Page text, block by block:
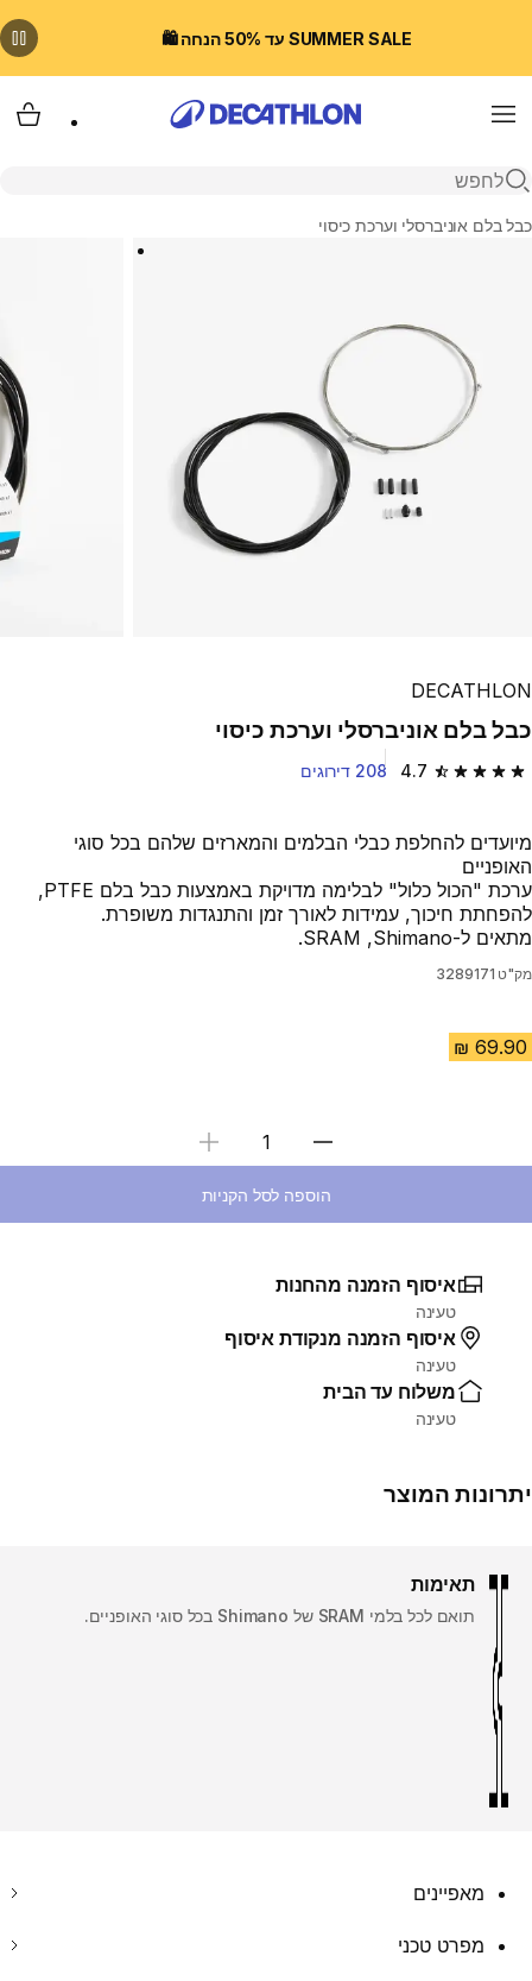
SUMMER SALE עד 50% הנחה 🛍️
Menu
פתיחת חיפוש
בית
כבל בלם אוניברסלי וערכת כיסוי
DECATHLON
כבל בלם אוניברסלי וערכת כיסוי
4.7 4.7 out of 5 stars from 208 reviews 208 דירוגים
מיועדים להחלפת כבלי הבלמים והמארזים שלהם בכל סוגי
האופניים
ערכת "הכול כלול" לבלימה מדויקת באמצעות כבל בלם PTFE,
להפחתת חיכוך, עמידות לאורך זמן והתנגדות משופרת.
מתאים ל-Shimano, ‏SRAM.
מק"ט 3289171
בחירת כמות
הוספה לסל הקניות
איסוף הזמנה מהחנות
טעינה
איסוף הזמנה מנקודת איסוף
טעינה
משלוח עד הבית
טעינה
יתרונות המוצר
תאימות
תואם לכל בלמי SRAM של Shimano בכל סוגי האופניים.
מאפיינים
מפרט טכני